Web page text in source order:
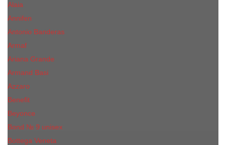
Alaia
Annifen
Antonio Banderas
Armaf
Ariana Grande
Armand Basi
Azzaro
Benefit
Beyonce
Bond № 9 unisex
Bottega Veneta